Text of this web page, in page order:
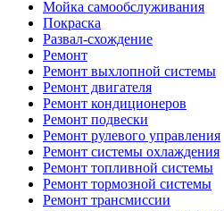
Мойка самообслуживания
Покраска
Развал-схождение
Ремонт
Ремонт выхлопной системы
Ремонт двигателя
Ремонт кондиционеров
Ремонт подвески
Ремонт рулевого управления
Ремонт системы охлаждения
Ремонт топливной системы
Ремонт тормозной системы
Ремонт трансмиссии